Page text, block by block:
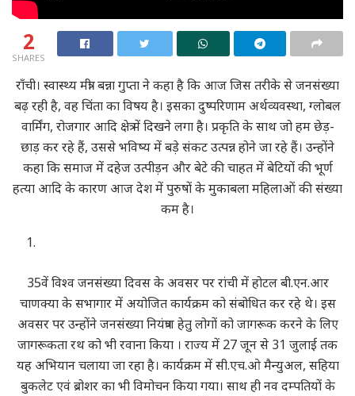
2
SHARES
राँची। स्वास्थ्य मंत्री बन्ना गुप्ता ने कहा है कि आज जिस तरीके से जनसंख्या
बढ़ रही है, वह चिंता का विषय है। इसका दुष्परिणाम अर्थव्यवस्था, ग्लोबल
वार्मिंग, रोजगार आदि क्षेत्र में दिखने लगा है। प्रकृति के साथ जो हम छेड़-
छाड़ कर रहे हैं, उससे भविष्य में बड़े संकट उत्पन्न होने जा रहे हैं। उन्होंने
कहा कि समाज में दहेज उत्पीड़न और बेटे की चाहत में बेटियों की भूर्ण
हत्या आदि के कारण आज देश में पुरुषों के मुकाबला महिलाओं की संख्या
कम है।
35वें विश्व जनसंख्या दिवस के अवसर पर रांची में होटल बी.एन.आर
चाणक्या के सभागार में अयोजित कार्यक्रम को संबोधित कर रहे थे। इस
अवसर पर उन्होंने जनसंख्या नियंत्रण हेतु लोगों को जागरूक करने के लिए
जागरूकता रथ को भी रवाना किया । राज्य में 27 जून से 31 जुलाई तक
यह अभियान चलाया जा रहा है। कार्यक्रम में सी.एच.ओ मैन्युअल, सहिया
बुकलेट एवं ब्रोशर का भी विमोचन किया गया। साथ ही नव दम्पतियों के